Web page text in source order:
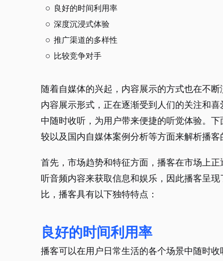
良好的时间利用率
深度沉浸式体验
推广渠道的多样性
比较竞争对手
随着自媒体的兴起，内容展示的方式也在不
内容展示形式，正在逐渐受到人们的关注和
中随时收听，为用户带来便捷的听觉体验。
较以及国内自媒体案例分析等方面来解析播
首先，市场趋势和特征方面，播客在市场上
听音频内容来获取信息和娱乐，因此播客呈
比，播客具有以下独特特点：
良好的时间利用率
播客可以在用户日常生活的各个场景中随时